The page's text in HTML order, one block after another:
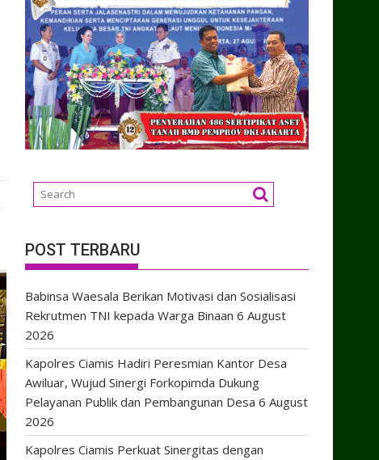
POST TERBARU
Babinsa Waesala Berikan Motivasi dan Sosialisasi
Rekrutmen TNI kepada Warga Binaan 6 August
2026
Kapolres Ciamis Hadiri Peresmian Kantor Desa
Awiluar, Wujud Sinergi Forkopimda Dukung
Pelayanan Publik dan Pembangunan Desa 6 August
2026
Kapolres Ciamis Perkuat Sinergitas dengan